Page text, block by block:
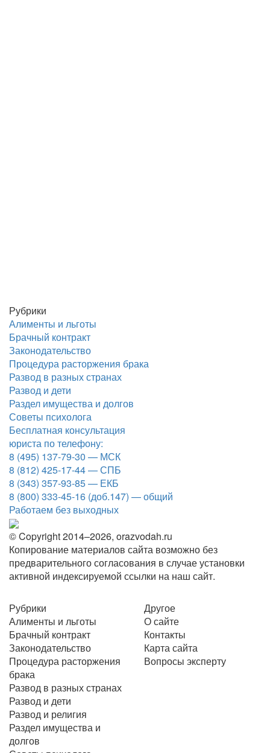
Рубрики
Алименты и льготы
Брачный контракт
Законодательство
Процедура расторжения брака
Развод в разных странах
Развод и дети
Раздел имущества и долгов
Советы психолога
Бесплатная консультация
юриста по телефону:
8 (495) 137-79-30 — МСК
8 (812) 425-17-44 — СПБ
8 (343) 357-93-85 — ЕКБ
8 (800) 333-45-16 (доб.147) — общий
Работаем без выходных
© Copyright 2014–2026, orazvodah.ru
Копирование материалов сайта возможно без
предварительного согласования в случае установки
активной индексируемой ссылки на наш сайт.
Рубрики
Алименты и льготы
Брачный контракт
Законодательство
Процедура расторжения
брака
Развод в разных странах
Развод и дети
Развод и религия
Раздел имущества и
долгов
Другое
О сайте
Контакты
Карта сайта
Вопросы эксперту